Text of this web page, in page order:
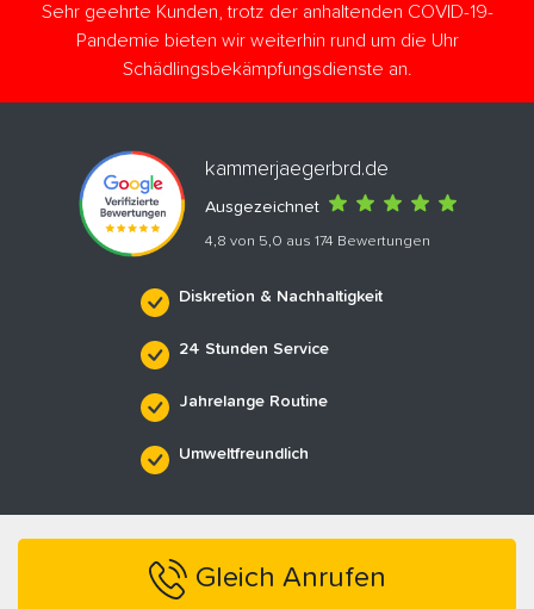
Sehr geehrte Kunden, trotz der anhaltenden COVID-19-
Pandemie bieten wir weiterhin rund um die Uhr
Schädlingsbekämpfungsdienste an.
kammerjaegerbrd.de
Ausgezeichnet
4,8 von 5,0 aus 174 Bewertungen
Diskretion & Nachhaltigkeit
24 Stunden Service
Jahrelange Routine
Umweltfreundlich
Gleich Anrufen